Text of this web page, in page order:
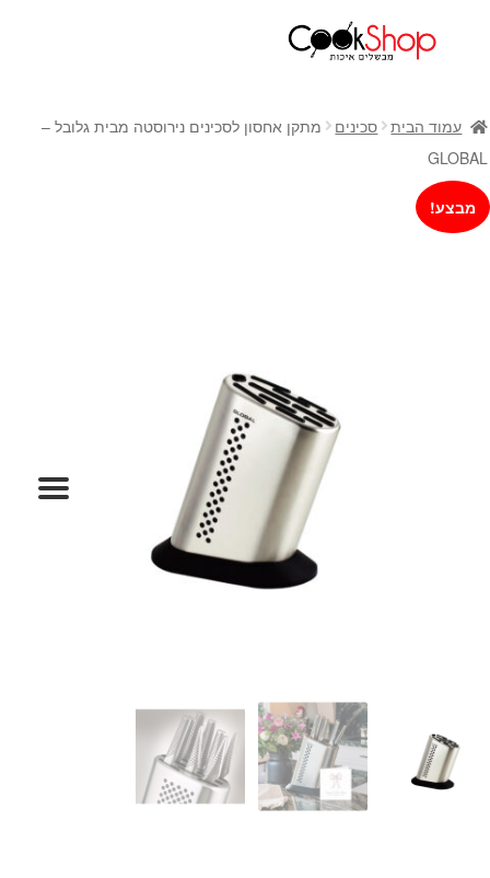
חנות
כלי בישול
סירים
מחבתות
כלי הגשה ואירוח
מתנות לחנוכת בית
עמוד הבית סכינים
מתקן אחסון לסכינים נירוסטה מבית גלובל –
GLOBAL
מבצע!